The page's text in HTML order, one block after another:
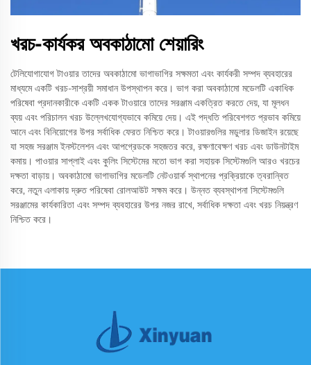
খরচ-কার্যকর অবকাঠামো শেয়ারিং
টেলিযোগাযোগ টাওয়ার তাদের অবকাঠামো ভাগাভাগির সক্ষমতা এবং কার্যকরী সম্পদ ব্যবহারের
মাধ্যমে একটি খরচ-সাশ্রয়ী সমাধান উপস্থাপন করে। ভাগ করা অবকাঠামো মডেলটি একাধিক
পরিষেবা প্রদানকারীকে একটি একক টাওয়ারে তাদের সরঞ্জাম একত্রিত করতে দেয়, যা মূলধন
ব্যয় এবং পরিচালন খরচ উল্লেখযোগ্যভাবে কমিয়ে দেয়। এই পদ্ধতি পরিবেশগত প্রভাব কমিয়ে
আনে এবং বিনিয়োগের উপর সর্বাধিক ফেরত নিশ্চিত করে। টাওয়ারগুলির মডুলার ডিজাইন রয়েছে
যা সহজ সরঞ্জাম ইনস্টলেশন এবং আপগ্রেডকে সহজতর করে, রক্ষণাবেক্ষণ খরচ এবং ডাউনটাইম
কমায়। পাওয়ার সাপ্লাই এবং কুলিং সিস্টেমের মতো ভাগ করা সহায়ক সিস্টেমগুলি আরও খরচের
দক্ষতা বাড়ায়। অবকাঠামো ভাগাভাগির মডেলটি নেটওয়ার্ক স্থাপনের প্রক্রিয়াকে ত্বরান্বিত
করে, নতুন এলাকায় দ্রুত পরিষেবা রোলআউট সক্ষম করে। উন্নত ব্যবস্থাপনা সিস্টেমগুলি
সরঞ্জামের কার্যকারিতা এবং সম্পদ ব্যবহারের উপর নজর রাখে, সর্বাধিক দক্ষতা এবং খরচ নিয়ন্ত্রণ
নিশ্চিত করে।